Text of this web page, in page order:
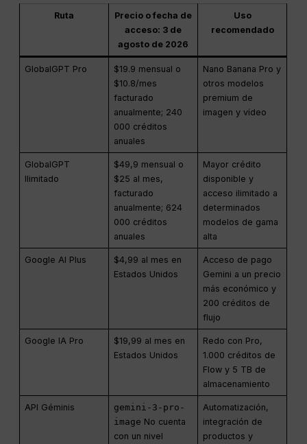
Ruta
Precio o fecha de
acceso: 3 de
agosto de 2026
Uso
recomendado
GlobalGPT Pro
$19.9 mensual o
$10.8/mes
facturado
anualmente; 240
000 créditos
anuales
Nano Banana Pro y
otros modelos
premium de
imagen y vídeo
GlobalGPT
Ilimitado
$49,9 mensual o
$25 al mes,
facturado
anualmente; 624
000 créditos
anuales
Mayor crédito
disponible y
acceso ilimitado a
determinados
modelos de gama
alta
Google AI Plus
$4,99 al mes en
Estados Unidos
Acceso de pago
Gemini a un precio
más económico y
200 créditos de
flujo
Google IA Pro
$19,99 al mes en
Estados Unidos
Redo con Pro,
1.000 créditos de
Flow y 5 TB de
almacenamiento
API Géminis
gemini-3-pro-
image No cuenta
con un nivel
Automatización,
integración de
productos y